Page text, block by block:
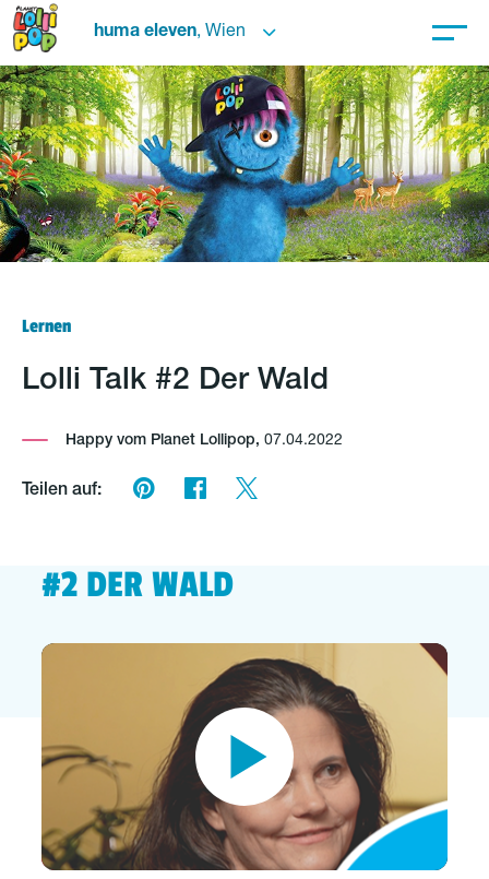
huma eleven, Wien
Lernen
Lolli Talk #2 Der Wald
Happy vom Planet Lollipop, 07.04.2022
Teilen auf:
#2 DER WALD